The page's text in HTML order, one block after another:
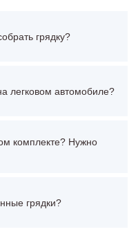
грядку?
легковом автомобиле?
комплекте? Нужно
грядки?